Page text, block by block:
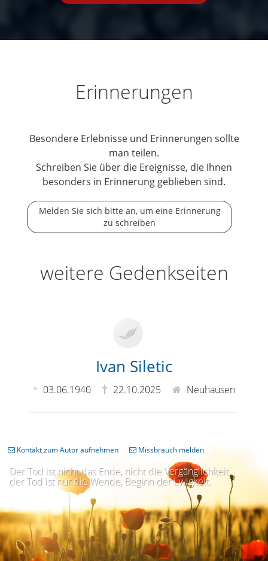
Erinnerungen
Besondere Erlebnisse und Erinnerungen sollte
man teilen.
Schreiben Sie über die Ereignisse, die Ihnen
besonders in Erinnerung geblieben sind.
Melden Sie sich bitte an, um eine Erinnerung
zu schreiben
weitere Gedenkseiten
Ivan Siletic
03.06.1940 22.10.2025 Neuhausen
Der Tod ist nicht das Ende, nicht die Vergänglichkeit,
der Tod ist nur die Wende, Beginn der Ewigkeit.
Kontakt zum Autor aufnehmen Missbrauch melden